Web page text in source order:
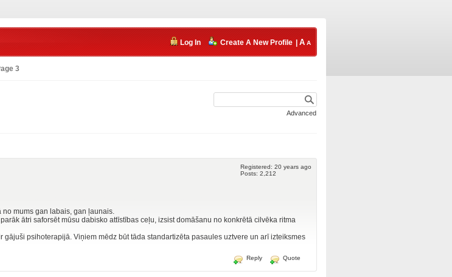
Log In Create A New Profile |
3
Advanced
Registered: 20 years ago
Posts: 2,212
no mums gan labais, gan ļaunais.
ātri saforsēt mūsu dabisko attīstības ceļu, izsist domāšanu no konkrētā cilvēka ritma
psihoterapijā. Viņiem mēdz būt tāda standartizēta pasaules uztvere un arī izteiksmes
Reply Quote